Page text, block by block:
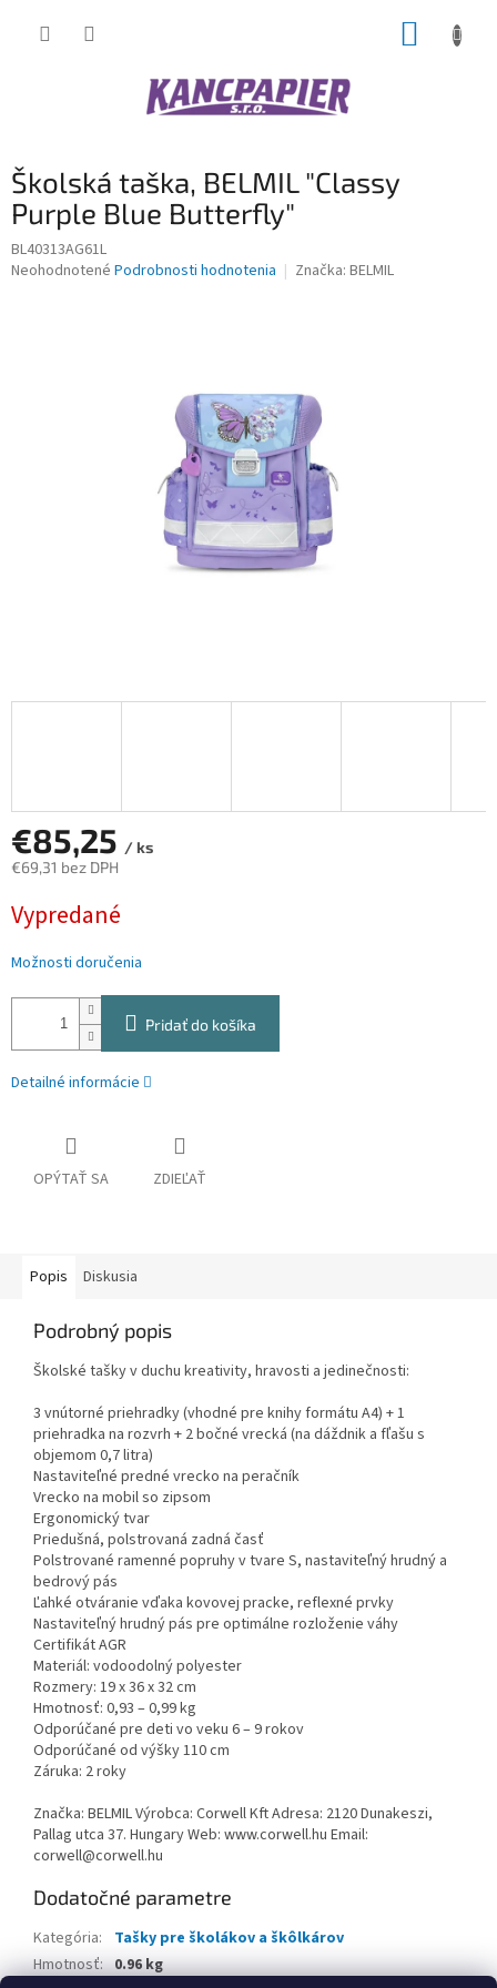
Školská taška, BELMIL "Classy
Purple Blue Butterfly"
BL40313AG61L
Priemerné
Neohodnotené Podrobnosti hodnotenia Značka: BELMIL
€85,25 / ks
€69,31 bez DPH
cena:
Vypredané
Možnosti doručenia
Pridať do košíka
Detailné informácie
OPÝTAŤ SA ZDIEĽAŤ
Popis Diskusia
Podrobný popis
Školské tašky v duchu kreativity, hravosti a jedinečnosti:
3 vnútorné priehradky (vhodné pre knihy formátu A4) + 1
priehradka na rozvrh + 2 bočné vrecká (na dáždnik a fľašu s
objemom 0,7 litra)
Nastaviteľné predné vrecko na peračník
Vrecko na mobil so zipsom
Ergonomický tvar
Priedušná, polstrovaná zadná časť
Polstrované ramenné popruhy v tvare S, nastaviteľný hrudný a
bedrový pás
Ľahké otváranie vďaka kovovej pracke, reflexné prvky
Nastaviteľný hrudný pás pre optimálne rozloženie váhy
Certifikát AGR
Materiál: vodoodolný polyester
Rozmery: 19 x 36 x 32 cm
Hmotnosť: 0,93 – 0,99 kg
Odporúčané pre deti vo veku 6 – 9 rokov
Odporúčané od výšky 110 cm
Záruka: 2 roky
Značka: BELMIL Výrobca: Corwell Kft Adresa: 2120 Dunakeszi,
Pallag utca 37. Hungary Web: www.corwell.hu Email:
corwell@corwell.hu
Dodatočné parametre
Kategória:
Tašky pre školákov a škôlkárov
Hmotnosť: 0.96 kg